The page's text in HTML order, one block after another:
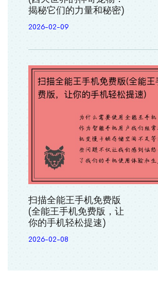
揭秘它们的力量和秘密)
2026-02-09
扫描全能王手机免费版
(全能王手机免费版，让
你的手机轻松提速)
2026-02-08